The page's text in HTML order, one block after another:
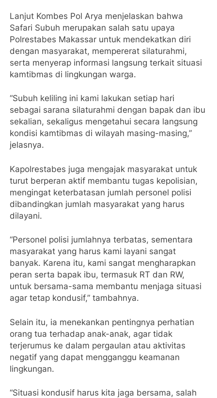
Lanjut Kombes Pol Arya menjelaskan bahwa
Safari Subuh merupakan salah satu upaya
Polrestabes Makassar untuk mendekatkan diri
dengan masyarakat, mempererat silaturahmi,
serta menyerap informasi langsung terkait situasi
kamtibmas di lingkungan warga.
“Subuh keliling ini kami lakukan setiap hari
sebagai sarana silaturahmi dengan bapak dan ibu
sekalian, sekaligus mengetahui secara langsung
kondisi kamtibmas di wilayah masing-masing,”
jelasnya.
Kapolrestabes juga mengajak masyarakat untuk
turut berperan aktif membantu tugas kepolisian,
mengingat keterbatasan jumlah personel polisi
dibandingkan jumlah masyarakat yang harus
dilayani.
“Personel polisi jumlahnya terbatas, sementara
masyarakat yang harus kami layani sangat
banyak. Karena itu, kami sangat mengharapkan
peran serta bapak ibu, termasuk RT dan RW,
untuk bersama-sama membantu menjaga situasi
agar tetap kondusif,” tambahnya.
Selain itu, ia menekankan pentingnya perhatian
orang tua terhadap anak-anak, agar tidak
terjerumus ke dalam pergaulan atau aktivitas
negatif yang dapat mengganggu keamanan
lingkungan.
“Situasi kondusif harus kita jaga bersama, salah